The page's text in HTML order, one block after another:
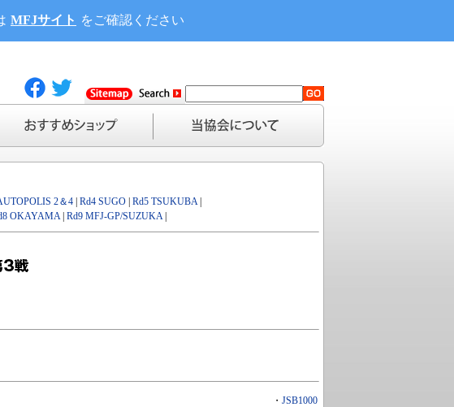
MFJサイト をご確認ください
2＆4| Rd4 SUGO| Rd5 TSUKUBA|
OKAYAMA| Rd9 MFJ-GP/SUZUKA|
・ JSB1000